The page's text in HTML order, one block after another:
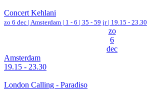
Concert Kehlani
zo 6 dec | Amsterdam | 1 - 6 | 35 - 59 jr | 19.15 - 23.30
zo
6
dec
Amsterdam
19.15 - 23.30
London Calling - Paradiso